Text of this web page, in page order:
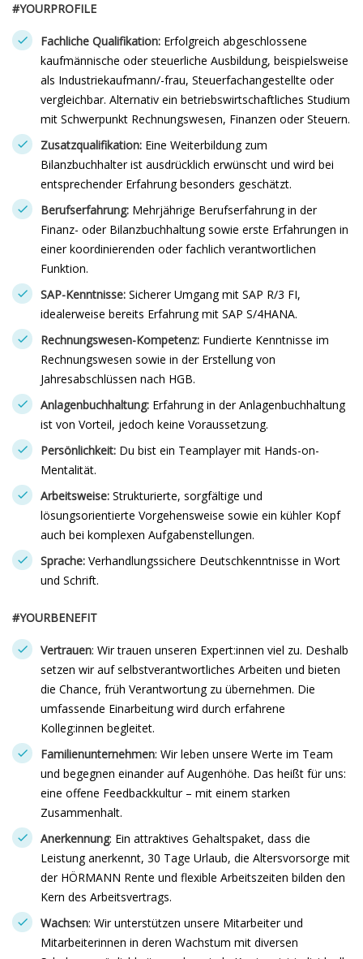
#YOURPROFILE
Fachliche Qualifikation: Erfolgreich abgeschlossene
kaufmännische oder steuerliche Ausbildung, beispielsweise
als Industriekaufmann/-frau, Steuerfachangestellte oder
vergleichbar. Alternativ ein betriebswirtschaftliches Studium
mit Schwerpunkt Rechnungswesen, Finanzen oder Steuern.
Zusatzqualifikation: Eine Weiterbildung zum
Bilanzbuchhalter ist ausdrücklich erwünscht und wird bei
entsprechender Erfahrung besonders geschätzt.
Berufserfahrung: Mehrjährige Berufserfahrung in der
Finanz- oder Bilanzbuchhaltung sowie erste Erfahrungen in
einer koordinierenden oder fachlich verantwortlichen
Funktion.
SAP-Kenntnisse: Sicherer Umgang mit SAP R/3 FI,
idealerweise bereits Erfahrung mit SAP S/4HANA.
Rechnungswesen-Kompetenz: Fundierte Kenntnisse im
Rechnungswesen sowie in der Erstellung von
Jahresabschlüssen nach HGB.
Anlagenbuchhaltung: Erfahrung in der Anlagenbuchhaltung
ist von Vorteil, jedoch keine Voraussetzung.
Persönlichkeit: Du bist ein Teamplayer mit Hands-on-
Mentalität.
Arbeitsweise: Strukturierte, sorgfältige und
lösungsorientierte Vorgehensweise sowie ein kühler Kopf
auch bei komplexen Aufgabenstellungen.
Sprache: Verhandlungssichere Deutschkenntnisse in Wort
und Schrift.
#YOURBENEFIT
Vertrauen: Wir trauen unseren Expert:innen viel zu. Deshalb
setzen wir auf selbstverantwortliches Arbeiten und bieten
die Chance, früh Verantwortung zu übernehmen. Die
umfassende Einarbeitung wird durch erfahrene
Kolleg:innen begleitet.
Familienunternehmen: Wir leben unsere Werte im Team
und begegnen einander auf Augenhöhe. Das heißt für uns:
eine offene Feedbackkultur – mit einem starken
Zusammenhalt.
Anerkennung: Ein attraktives Gehaltspaket, dass die
Leistung anerkennt, 30 Tage Urlaub, die Altersvorsorge mit
der HÖRMANN Rente und flexible Arbeitszeiten bilden den
Kern des Arbeitsvertrags.
Wachsen: Wir unterstützen unsere Mitarbeiter und
Mitarbeiterinnen in deren Wachstum mit diversen